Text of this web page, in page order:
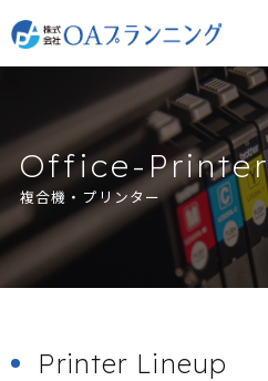
to
content
Office-Printer
複合機・プリンター
Printer Lineup